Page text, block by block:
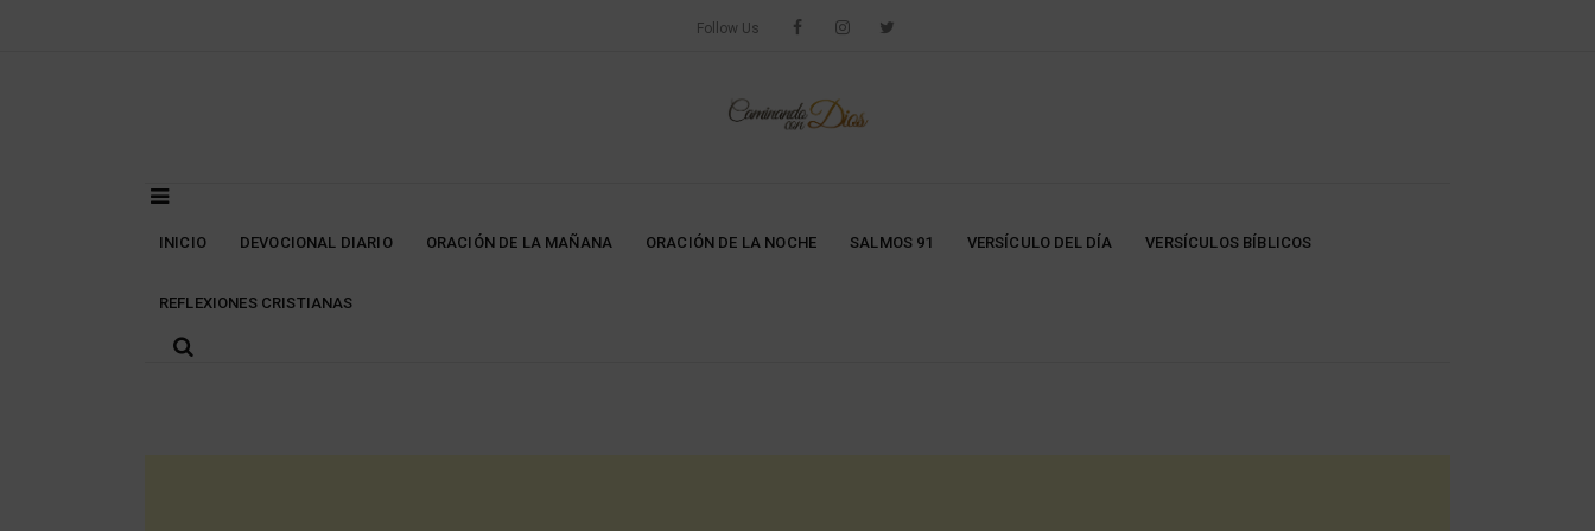
Follow Us
INICIO DEVOCIONAL DIARIO ORACIÓN DE LA MAÑANA ORACIÓN DE LA NOCHE SALMOS 91 VERSÍCULO DEL DÍA VERSÍCULOS BÍBLICOS
REFLEXIONES CRISTIANAS